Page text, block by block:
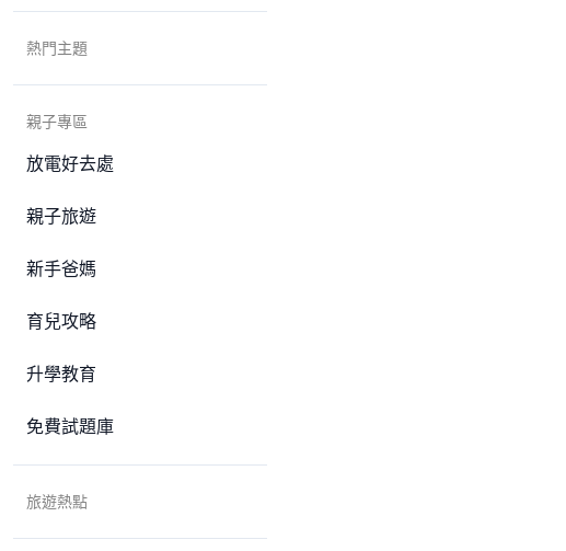
熱門主題
親子專區
放電好去處
親子旅遊
新手爸媽
育兒攻略
升學教育
免費試題庫
旅遊熱點